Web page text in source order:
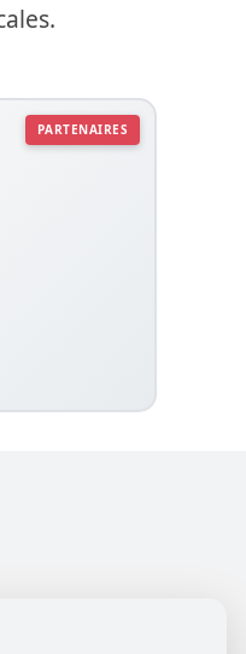
PARTENAIRES